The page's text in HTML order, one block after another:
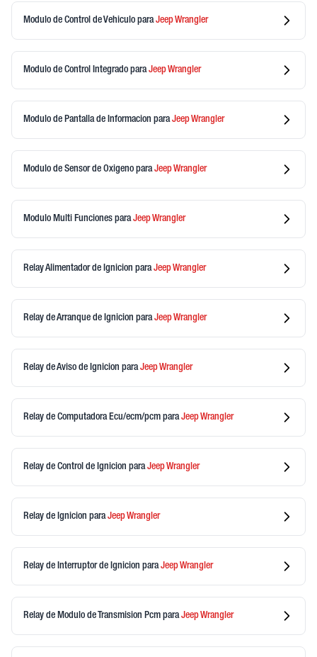
Modulo de Control de Vehiculo paraJeepWrangler
Modulo de Control Integrado paraJeepWrangler
Modulo de Pantalla de Informacion paraJeepWrangler
Modulo de Sensor de Oxigeno paraJeepWrangler
Modulo Multi Funciones paraJeepWrangler
Relay Alimentador de Ignicion paraJeepWrangler
Relay de Arranque de Ignicion paraJeepWrangler
Relay de Aviso de Ignicion paraJeepWrangler
Relay de Computadora Ecu/ecm/pcm paraJeepWrangler
Relay de Control de Ignicion paraJeepWrangler
Relay de Ignicion paraJeepWrangler
Relay de Interruptor de Ignicion paraJeepWrangler
Relay de Modulo de Transmision Pcm paraJeepWrangler